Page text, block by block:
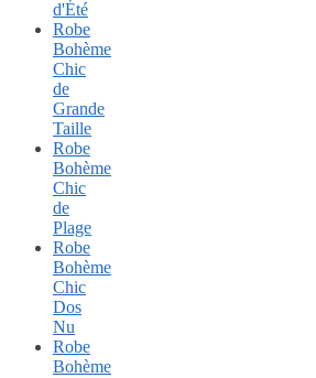
d'Été
Robe
Bohème
Chic
de
Grande
Taille
Robe
Bohème
Chic
de
Plage
Robe
Bohème
Chic
Dos
Nu
Robe
Bohème